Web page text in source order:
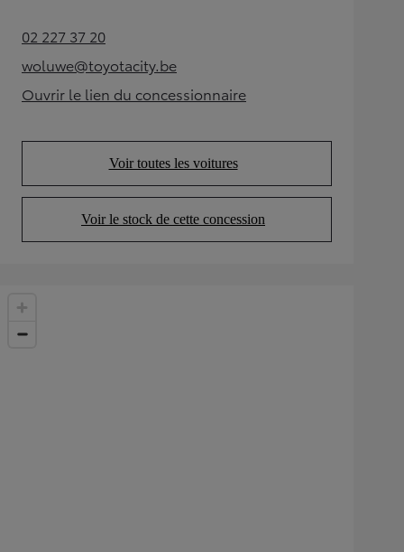
02 227 37 20(Opens in new tab)
woluwe@toyotacity.be
(Opens in new tab)
Ouvrir le lien du concessionnaire
(Opens in new tab)
Voir toutes les voitures
(Opens in new tab)
Voir le stock de cette concession
(Opens in new tab)